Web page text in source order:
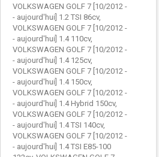
VOLKSWAGEN GOLF 7 [10/2012 -
- aujourd'hui] 1.2 TSI 86cv,
VOLKSWAGEN GOLF 7 [10/2012 -
- aujourd'hui] 1.4 110cv,
VOLKSWAGEN GOLF 7 [10/2012 -
- aujourd'hui] 1.4 125cv,
VOLKSWAGEN GOLF 7 [10/2012 -
- aujourd'hui] 1.4 150cv,
VOLKSWAGEN GOLF 7 [10/2012 -
- aujourd'hui] 1.4 Hybrid 150cv,
VOLKSWAGEN GOLF 7 [10/2012 -
- aujourd'hui] 1.4 TSI 140cv,
VOLKSWAGEN GOLF 7 [10/2012 -
- aujourd'hui] 1.4 TSI E85-100